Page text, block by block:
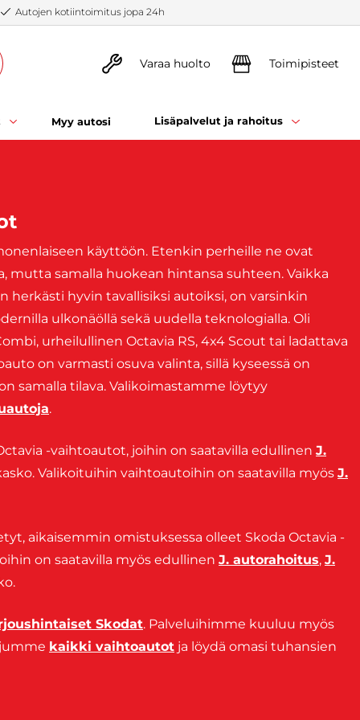
Autojen kotiintoimitus jopa 24h
Varaa huolto Toimipisteet
Myy autosi Lisäpalvelut ja rahoitus
käyttöön. Etenkin perheille ne ovat
mutta samalla huokean hintansa suhteen. Vaikka
herkästi hyvin tavallisiksi autoiksi, on varsinkin
ulkonäöllä sekä uudella teknologialla. Oli
urheilullinen Octavia RS, 4x4 Scout tai ladattava
on varmasti osuva valinta, sillä kyseessä on
samalla tilava. Valikoimastamme löytyy
.
-vaihtoautot, joihin on saatavilla edullinen J.
Valikoituihin vaihtoautoihin on saatavilla myös J.
aikaisemmin omistuksessa olleet Skoda Octavia -
on saatavilla myös edullinen J. autorahoitus, J.
Skodat. Palveluihimme kuuluu myös
kaikki vaihtoautot ja löydä omasi tuhansien